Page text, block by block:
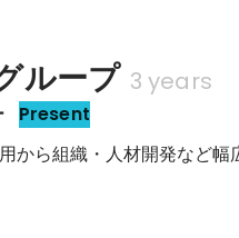
ループ 3 years
Present
から組織・人材開発など幅